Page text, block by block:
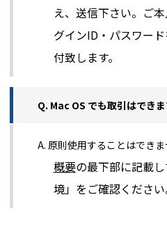
え、送信下さい。ご
グインID・パスワー
付致します。
Q. Mac OS でも取引はできま
A. 原則使用することはでき
概要の最下部に記載
境」をご確認ください